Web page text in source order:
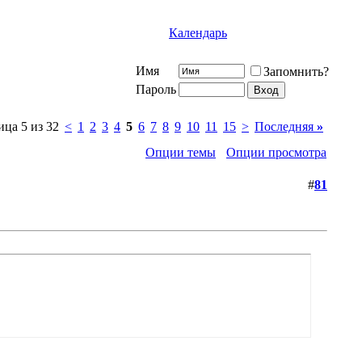
Календарь
Имя
Запомнить?
Пароль
5 из 32 < 1 2 3 4 5 6 7 8 9 10 11 15 > Последняя »
Опции темы
Опции просмотра
#81